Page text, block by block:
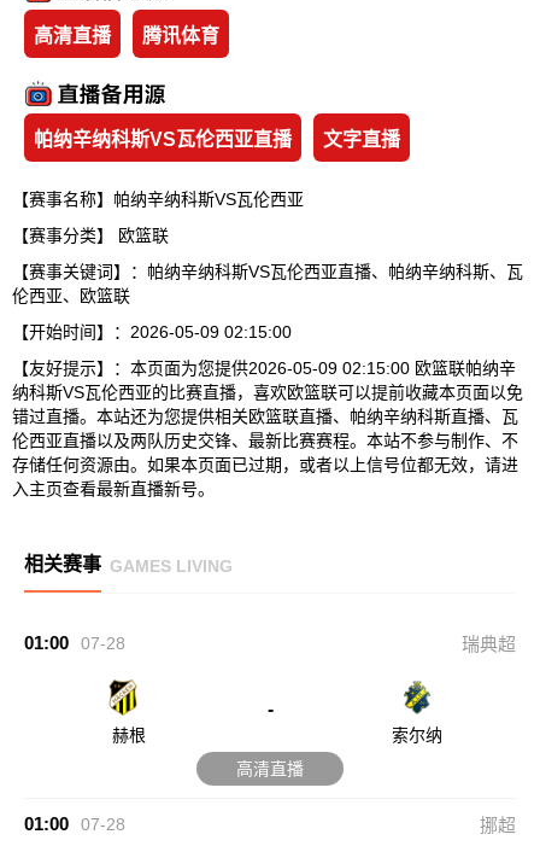
高清直播 腾讯体育
帕纳辛纳科斯VS瓦伦西亚直播 文字直播
【赛事名称】帕纳辛纳科斯VS瓦伦西亚
【赛事分类】
欧篮联
【赛事关键词】：帕纳辛纳科斯VS瓦伦西亚直播、帕纳辛纳科斯、瓦
伦西亚、欧篮联
【开始时间】：2026-05-09 02:15:00
【友好提示】：本页面为您提供2026-05-09 02:15:00 欧篮联帕纳辛
纳科斯VS瓦伦西亚的比赛直播，喜欢欧篮联可以提前收藏本页面以免
错过直播。本站还为您提供相关欧篮联直播、帕纳辛纳科斯直播、瓦
伦西亚直播以及两队历史交锋、最新比赛赛程。本站不参与制作、不
存储任何资源由。如果本页面已过期，或者以上信号位都无效，请进
入主页查看最新直播新号。
相关赛事 GAMES LIVING
01:00 07-28 瑞典超
赫根
-
索尔纳
高清直播
01:00 07-28 挪超